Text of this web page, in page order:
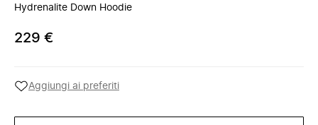
Hydrenalite Down Hoodie
229 €
Aggiungi ai preferiti